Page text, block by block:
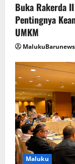
Buka Rakerda
Pentingnya
UMKM
MalukuBarunews
Maluku